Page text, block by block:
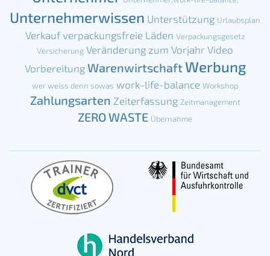
Unternehmerwissen Unterstützung Urlaubsplan
Verkauf verpackungsfreie Läden Verpackungsgesetz
Versicherung Veränderung zum Vorjahr Video
Vorbereitung WarenwirtschaftWerbung
wer weiss denn sowas work-life-balance Workshop
Zahlungsarten Zeiterfassung Zeitmanagement
ZERO WASTE Übernahme